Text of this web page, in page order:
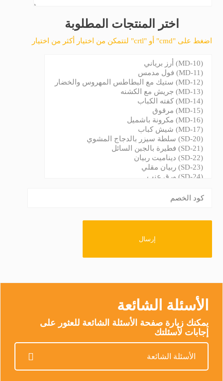
اختر المنتجات المطلوبة
لتتمكن من اختيار أكثر من اختيار "crtl" أو "cmd" اضغط على
الأسئلة الشائعة
يمكنك زيارة صفحة الأسئلة الشائعة للعثور على
إجابات لأسئلتك
الأسئلة الشائعة